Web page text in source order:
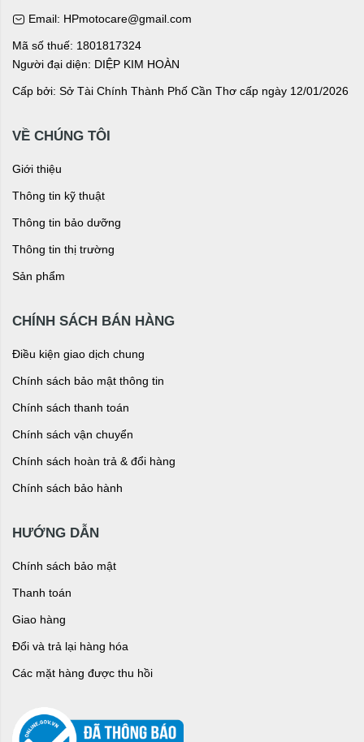
Email: HPmotocare@gmail.com
Mã số thuế: 1801817324
Người đại diện: DIỆP KIM HOÀN
Cấp bởi: Sở Tài Chính Thành Phố Cần Thơ cấp ngày 12/01/2026
VỀ CHÚNG TÔI
Giới thiệu
Thông tin kỹ thuật
Thông tin bảo dưỡng
Thông tin thị trường
Sản phẩm
CHÍNH SÁCH BÁN HÀNG
Điều kiện giao dịch chung
Chính sách bảo mật thông tin
Chính sách thanh toán
Chính sách vận chuyển
Chính sách hoàn trả & đổi hàng
Chính sách bảo hành
HƯỚNG DẪN
Chính sách bảo mật
Thanh toán
Giao hàng
Đổi và trả lại hàng hóa
Các mặt hàng được thu hồi